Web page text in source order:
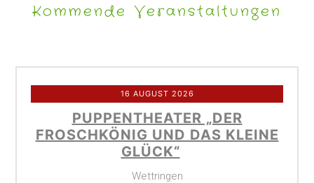
Kommende Veranstaltungen
16 AUGUST 2026
PUPPENTHEATER „DER
FROSCHKÖNIG UND DAS KLEINE
GLÜCK“
Wettringen